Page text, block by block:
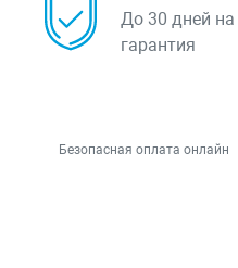
До 30 дней на
гарантия
Безопасная оплата онлайн